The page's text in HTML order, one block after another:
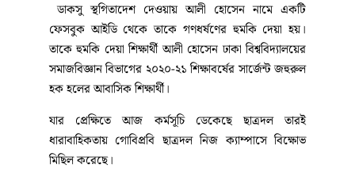
ডাকসু স্থগিতাদেশ দেওয়ায় আলী হোসেন নামে একটি
ফেসবুক আইডি থেকে তাকে গণধর্ষণের হুমকি দেয়া হয়।
তাকে হুমকি দেয়া শিক্ষার্থী আলী হোসেন ঢাকা বিশ্ববিদ্যালয়ের
সমাজবিজ্ঞান বিভাগের ২০২০-২১ শিক্ষাবর্ষের সার্জেন্ট জহুরুল
হক হলের আবাসিক শিক্ষার্থী।
যার প্রেক্ষিতে আজ কর্মসূচি ডেকেছে ছাত্রদল তারই
ধারাবাহিকতায় গোবিপ্রবি ছাত্রদল নিজ ক্যাম্পাসে বিক্ষোভ
মিছিল করেছে।